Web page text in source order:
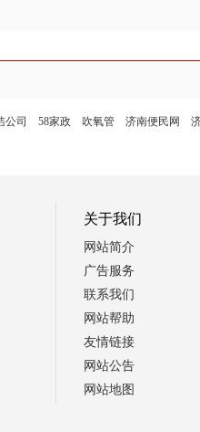
公司 58家政 吹氧管 济南便民网
关于我们
网站简介
广告服务
联系我们
网站帮助
友情链接
网站公告
网站地图